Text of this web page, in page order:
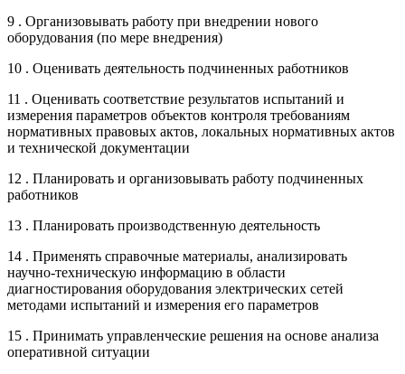
9 . Организовывать работу при внедрении нового
оборудования (по мере внедрения)
10 . Оценивать деятельность подчиненных работников
11 . Оценивать соответствие результатов испытаний и
измерения параметров объектов контроля требованиям
нормативных правовых актов, локальных нормативных актов
и технической документации
12 . Планировать и организовывать работу подчиненных
работников
13 . Планировать производственную деятельность
14 . Применять справочные материалы, анализировать
научно-техническую информацию в области
диагностирования оборудования электрических сетей
методами испытаний и измерения его параметров
15 . Принимать управленческие решения на основе анализа
оперативной ситуации